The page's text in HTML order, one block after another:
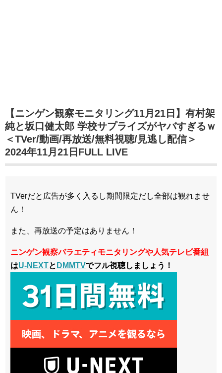
【ニンゲン観察モニタリング11月21日】有村架
純と坂口健太郎 学校サプライズがヤバすぎるｗ
＜TVer/動画/再放送/無料視聴/見逃し配信＞
2024年11月21日FULL LIVE
TVerだと広告が多く入るし期間限定だし全部は観れませ
ん！
また、再放送の予定はありません！
ニンゲン観察バラエティモニタリングや人気テレビ番組
はU-NEXTと DMMTVでフル視聴しましょう！